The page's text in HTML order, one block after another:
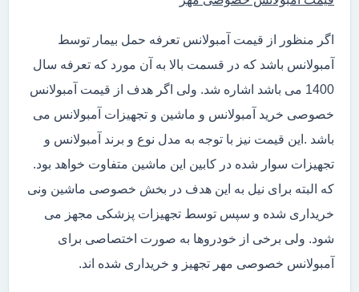
اگر منظور از قیمت آمبولانس تعرفه حمل بیمار توسط
آمبولانس باشد که در قسمت بالا به آن مورد که تعرفه سال
1400 می باشد اشاره شد. ولی اگر هدف از قیمت آمبولانس
خصوصی خرید آمبولانس و ماشین و تجهیزات آمبولانس می
باشد .این قیمت نیز با توجه به مدل نوع و برند آمبولانس و
تجهیزات سوار شده در کابین این ماشین متفاوت خواهد بود.
که البته برای نیل به این هدف در بخش خصوصی ماشین ونی
خریداری شده و سپس توسط تجهیزات پزشکی مجهز می
شود. ولی برخی از خودروها به صورت اختصاصی برای
آمبولانس خصوصی مهر تجهیز و خریداری شده اند.